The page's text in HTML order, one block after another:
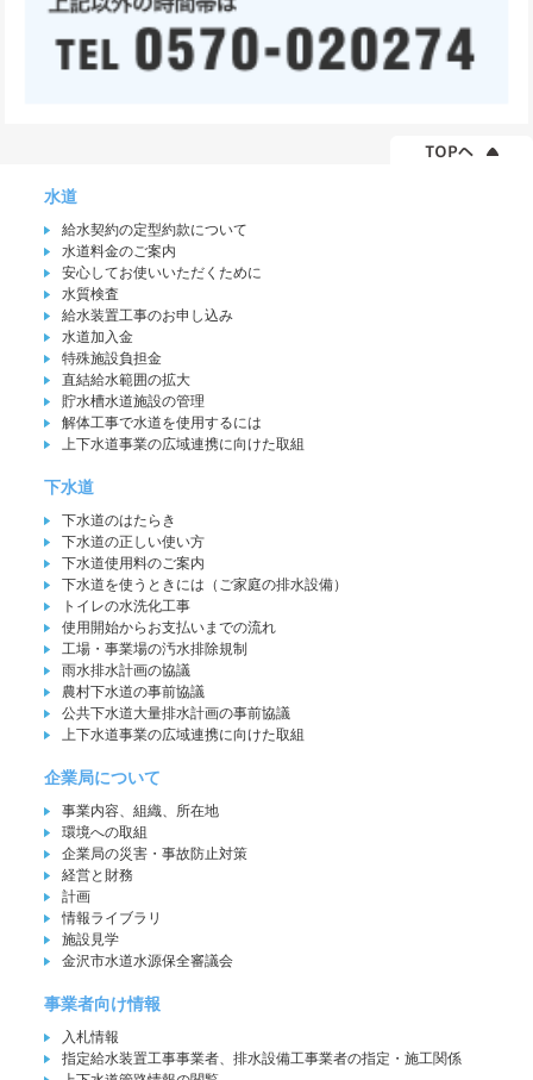
水道
給水契約の定型約款について
水道料金のご案内
安心してお使いいただくために
水質検査
給水装置工事のお申し込み
水道加入金
特殊施設負担金
直結給水範囲の拡大
貯水槽水道施設の管理
解体工事で水道を使用するには
上下水道事業の広域連携に向けた取組
下水道
下水道のはたらき
下水道の正しい使い方
下水道使用料のご案内
下水道を使うときには（ご家庭の排水設備）
トイレの水洗化工事
使用開始からお支払いまでの流れ
工場・事業場の汚水排除規制
雨水排水計画の協議
農村下水道の事前協議
公共下水道大量排水計画の事前協議
上下水道事業の広域連携に向けた取組
企業局について
事業内容、組織、所在地
環境への取組
企業局の災害・事故防止対策
経営と財務
計画
情報ライブラリ
施設見学
金沢市水道水源保全審議会
事業者向け情報
入札情報
指定給水装置工事事業者、排水設備工事業者の指定・施工関係